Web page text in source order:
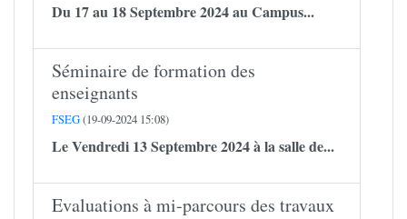
Du 17 au 18 Septembre 2024 au Campus...
Séminaire de formation des
enseignants
FSEG(19-09-2024 15:08)
Le Vendredi 13 Septembre 2024 à la salle de...
Evaluations à mi-parcours des travaux